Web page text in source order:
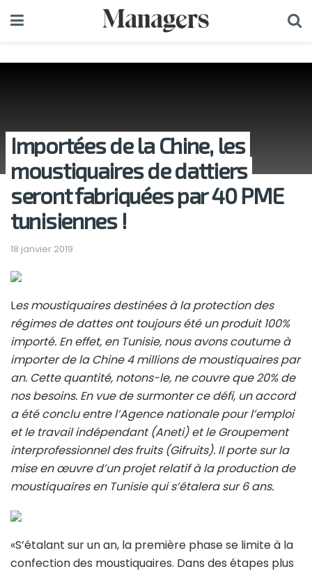
Importées de la Chine, les
moustiquaires de dattiers
seront fabriquées par 40 PME
tunisiennes !
18 janvier 2019
Les moustiquaires destinées à la protection des
régimes de dattes ont toujours été un produit 100%
importé. En effet, en Tunisie, nous avons coutume à
importer de la Chine 4 millions de moustiquaires par
an. Cette quantité, notons-le, ne couvre que 20% de
nos besoins. En vue de surmonter ce défi, un accord
a été conclu entre l’Agence nationale pour l’emploi
et le travail indépendant (Aneti) et le Groupement
interprofessionnel des fruits (Gifruits). Il porte sur la
mise en œuvre d’un projet relatif à la production de
moustiquaires en Tunisie qui s’étalera sur 6 ans.
«S’étalant sur un an, la première phase se limite à la
confection des moustiquaires. Dans des étapes plus